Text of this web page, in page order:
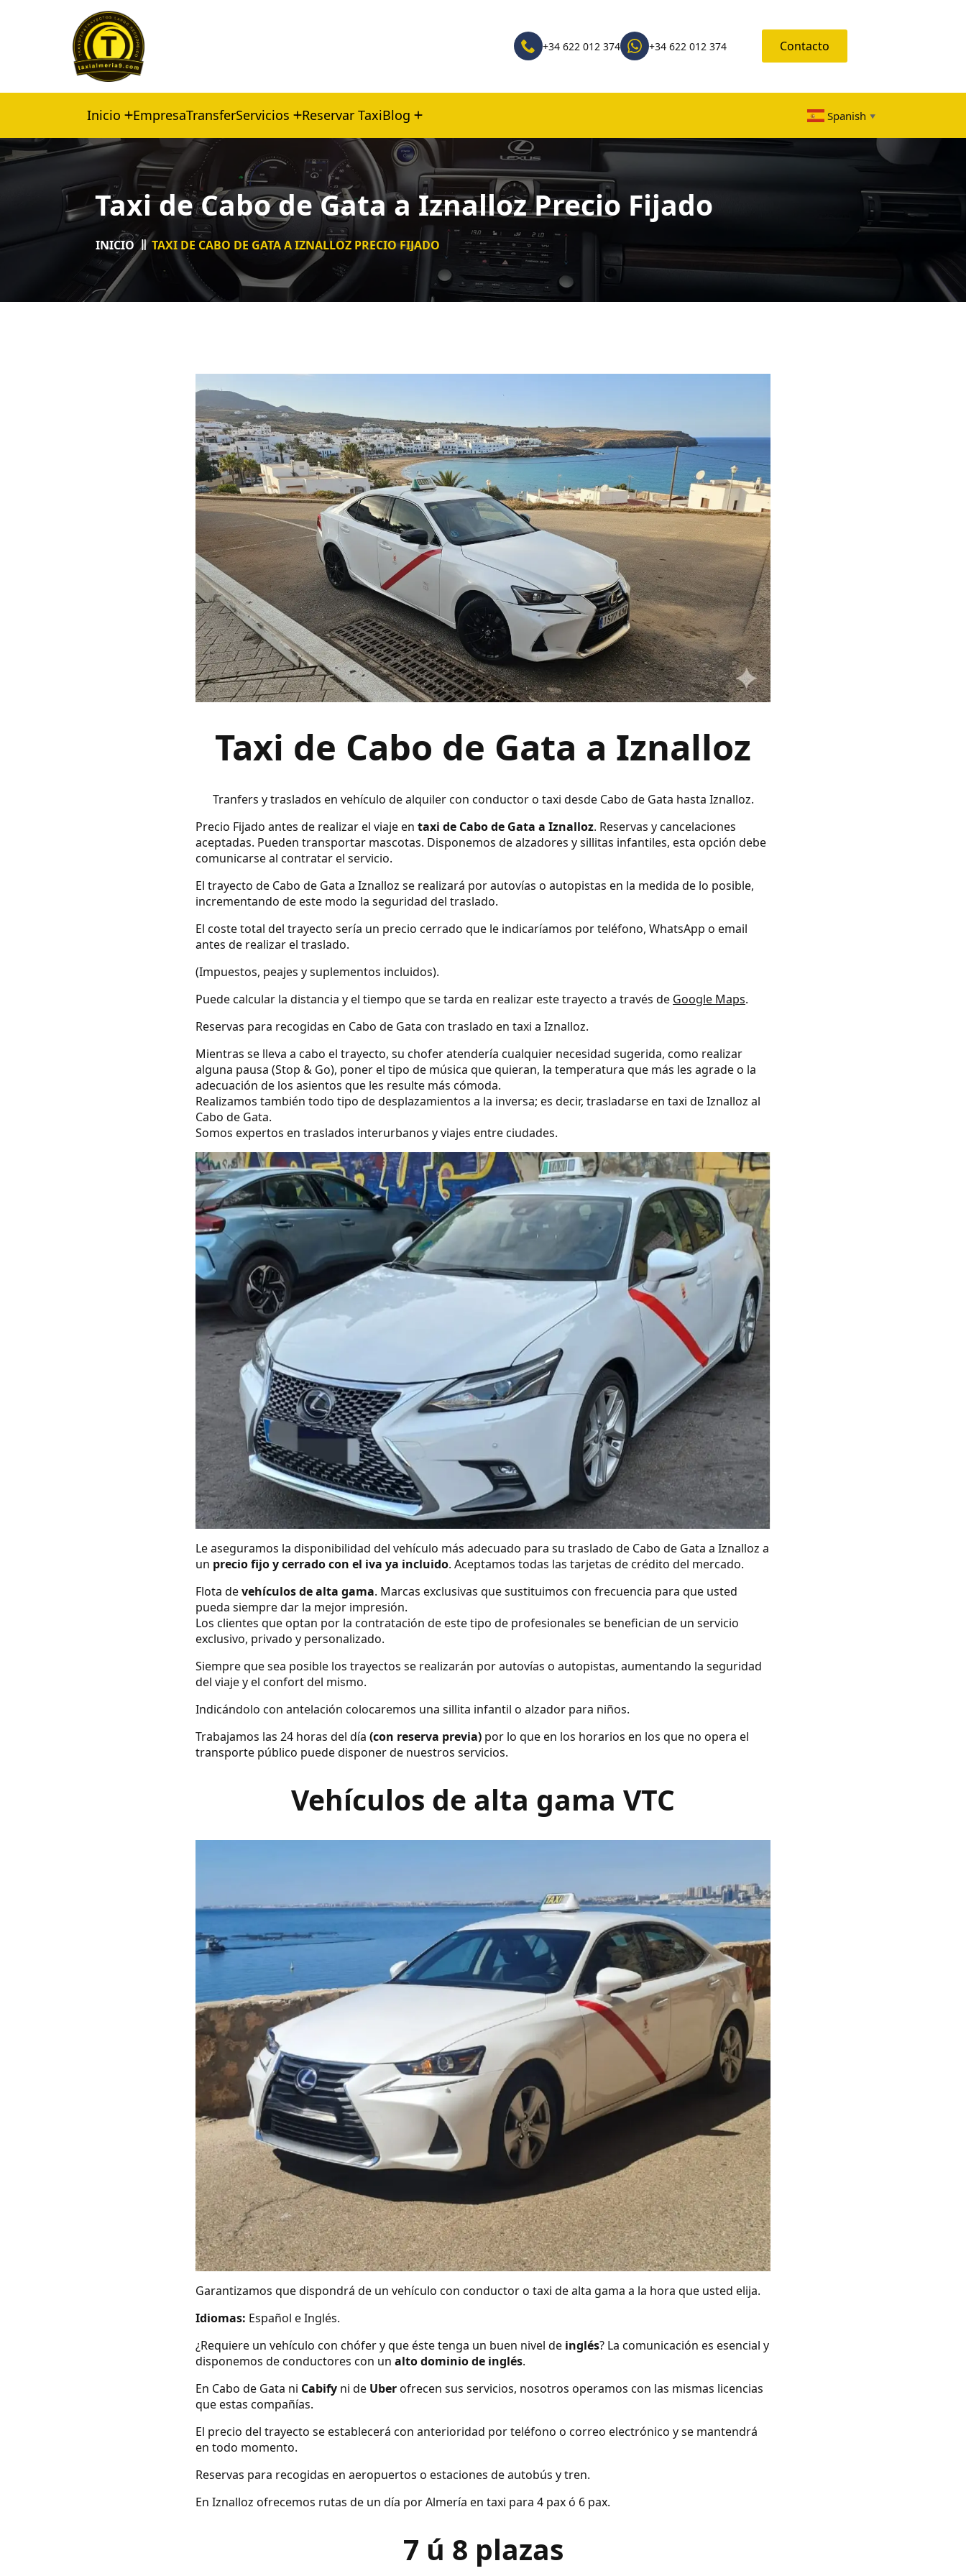
+34 622 012 374 +34 622 012 374 Contacto
Inicio EmpresaTransferServicios Reservar TaxiBlog Spanish ▼
Taxi de Cabo de Gata a Iznalloz Precio Fijado
INICIO TAXI DE CABO DE GATA A IZNALLOZ PRECIO FIJADO
Taxi de Cabo de Gata a Iznalloz
Tranfers y traslados en vehículo de alquiler con conductor o taxi desde Cabo de Gata hasta Iznalloz.
Precio Fijado antes de realizar el viaje en taxi de Cabo de Gata a Iznalloz. Reservas y cancelaciones
aceptadas. Pueden transportar mascotas. Disponemos de alzadores y sillitas infantiles, esta opción debe
comunicarse al contratar el servicio.
El trayecto de Cabo de Gata a Iznalloz se realizará por autovías o autopistas en la medida de lo posible,
incrementando de este modo la seguridad del traslado.
El coste total del trayecto sería un precio cerrado que le indicaríamos por teléfono, WhatsApp o email
antes de realizar el traslado.
(Impuestos, peajes y suplementos incluidos).
Puede calcular la distancia y el tiempo que se tarda en realizar este trayecto a través de Google Maps.
Reservas para recogidas en Cabo de Gata con traslado en taxi a Iznalloz.
Mientras se lleva a cabo el trayecto, su chofer atendería cualquier necesidad sugerida, como realizar
alguna pausa (Stop & Go), poner el tipo de música que quieran, la temperatura que más les agrade o la
adecuación de los asientos que les resulte más cómoda.
Realizamos también todo tipo de desplazamientos a la inversa; es decir, trasladarse en taxi de Iznalloz al
Cabo de Gata.
Somos expertos en traslados interurbanos y viajes entre ciudades.
Le aseguramos la disponibilidad del vehículo más adecuado para su traslado de Cabo de Gata a Iznalloz a
un precio fijo y cerrado con el iva ya incluido. Aceptamos todas las tarjetas de crédito del mercado.
Flota devehículos de alta gama. Marcas exclusivas que sustituimos con frecuencia para que usted
pueda siempre dar la mejor impresión.
Los clientes que optan por la contratación de este tipo de profesionales se benefician de un servicio
exclusivo, privado y personalizado.
Siempre que sea posible los trayectos se realizarán por autovías o autopistas, aumentando la seguridad
del viaje y el confort del mismo.
Indicándolo con antelación colocaremos una sillita infantil o alzador para niños.
Trabajamos las 24 horas del día (con reserva previa) por lo que en los horarios en los que no opera el
transporte público puede disponer de nuestros servicios.
Vehículos de alta gama VTC
Garantizamos que dispondrá de un vehículo con conductor o taxi de alta gama a la hora que usted elija.
Idiomas: Español e Inglés.
¿Requiere un vehículo con chófer y que éste tenga un buen nivel de inglés? La comunicación es esencial y
disponemos de conductores con un alto dominio de inglés.
En Cabo de Gata ni Cabify ni de Uberofrecen sus servicios, nosotros operamos con las mismas licencias
que estas compañías.
El precio del trayecto se establecerá con anterioridad por teléfono o correo electrónico y se mantendrá
en todo momento.
Reservas para recogidas en aeropuertos o estaciones de autobús y tren.
En Iznalloz ofrecemos rutas de un día por Almería en taxi para 4 pax ó 6 pax.
7 ú 8 plazas